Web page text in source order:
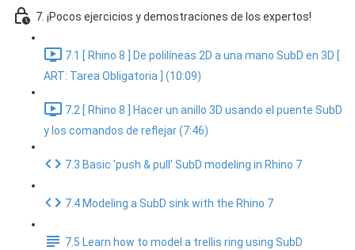
7. ¡Pocos ejercicios y demostraciones de los expertos!
7.1 [ Rhino 8 ] De polilíneas 2D a una mano SubD en 3D [
ART: Tarea Obligatoria ] (10:09)
7.2 [ Rhino 8 ] Hacer un anillo 3D usando el puente SubD
y los comandos de reflejar (7:46)
7.3 Basic 'push & pull' SubD modeling in Rhino 7
7.4 Modeling a SubD sink with the Rhino 7
7.5 Learn how to model a trellis ring using SubD